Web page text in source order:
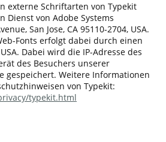
externe Schriftarten von Typekit
Dienst von Adobe Systems
San Jose, CA 95110-2704, USA.
Fonts erfolgt dabei durch einen
Dabei wird die IP-Adresse des
des Besuchers unserer
gespeichert. Weitere Informationen
von Typekit:
typekit.html